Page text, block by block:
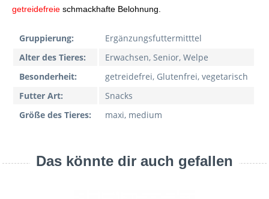
getreidefreie schmackhafte Belohnung.
Gruppierung:
Ergänzungsfuttermitttel
Alter des Tieres:
Erwachsen, Senior, Welpe
Besonderheit:
getreidefrei, Glutenfrei, vegetarisch
Futter Art:
Snacks
Größe des Tieres:
maxi, medium
Das könnte dir auch gefallen